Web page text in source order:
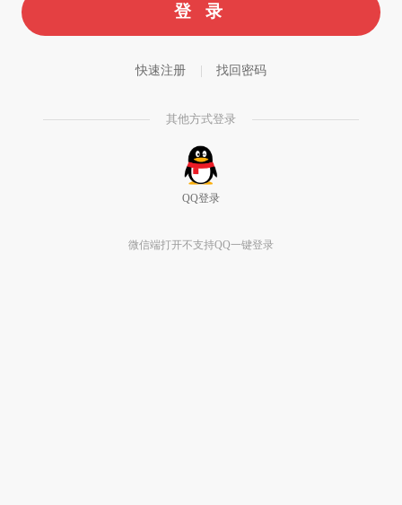
快速注册 | 找回密码
其他方式登录
QQ登录
微信端打开不支持QQ一键登录